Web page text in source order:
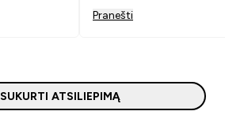
Pranešti
SUKURTI ATSILIEPIMĄ